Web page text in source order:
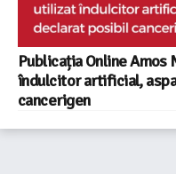
Publicația Online Amos
îndulcitor artificial,
cancerigen